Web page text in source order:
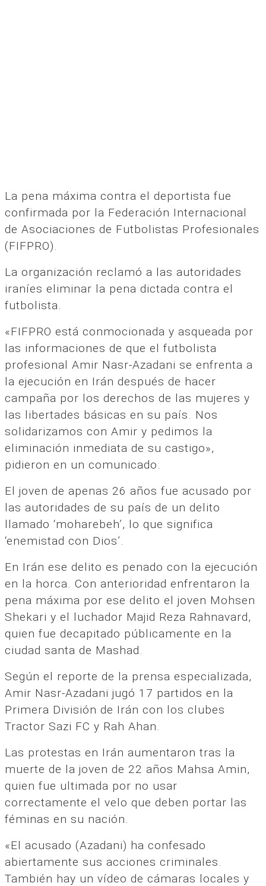
La pena máxima contra el deportista fue
confirmada por la Federación Internacional
de Asociaciones de Futbolistas Profesionales
(FIFPRO).
La organización reclamó a las autoridades
iraníes eliminar la pena dictada contra el
futbolista.
«FIFPRO está conmocionada y asqueada por
las informaciones de que el futbolista
profesional Amir Nasr-Azadani se enfrenta a
la ejecución en Irán después de hacer
campaña por los derechos de las mujeres y
las libertades básicas en su país. Nos
solidarizamos con Amir y pedimos la
eliminación inmediata de su castigo»,
pidieron en un comunicado.
El joven de apenas 26 años fue acusado por
las autoridades de su país de un delito
llamado ‘moharebeh’, lo que significa
‘enemistad con Dios’.
En Irán ese delito es penado con la ejecución
en la horca. Con anterioridad enfrentaron la
pena máxima por ese delito el joven Mohsen
Shekari y el luchador Majid Reza Rahnavard,
quien fue decapitado públicamente en la
ciudad santa de Mashad.
Según el reporte de la prensa especializada,
Amir Nasr-Azadani jugó 17 partidos en la
Primera División de Irán con los clubes
Tractor Sazi FC y Rah Ahan.
Las protestas en Irán aumentaron tras la
muerte de la joven de 22 años Mahsa Amin,
quien fue ultimada por no usar
correctamente el velo que deben portar las
féminas en su nación.
«El acusado (Azadani) ha confesado
abiertamente sus acciones criminales.
También hay un vídeo de cámaras locales y